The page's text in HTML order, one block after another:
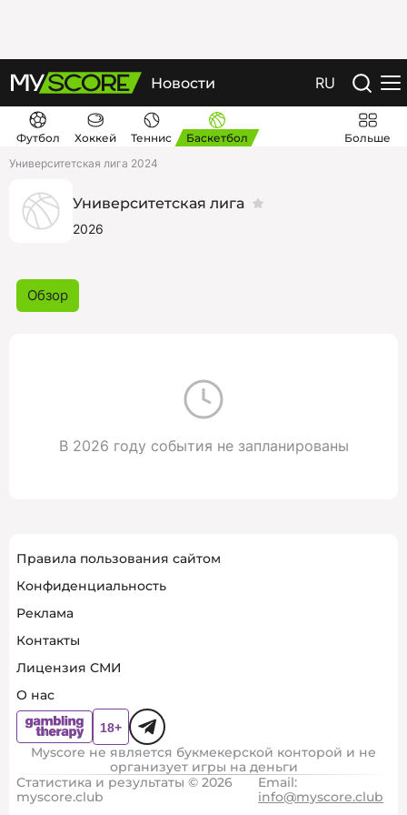
Новости RU
Футбол Хоккей Теннис Баскетбол
Больше
Университетская лига 2024
Университетская лига
2026
Обзор
В 2026 году события не запланированы
Правила пользования сайтом
Конфиденциальность
Реклама
Контакты
Лицензия СМИ
О нас
Myscore не является букмекерской конторой и не
организует игры на деньги
Статистика и результаты © 2026
myscore.club
Email:
info@myscore.club